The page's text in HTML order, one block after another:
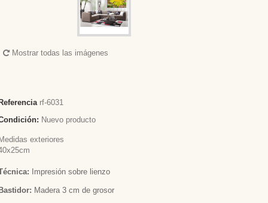
Mostrar todas las imágenes
rf-6031
Nuevo producto
exteriores
Impresión sobre lienzo
Madera 3 cm de grosor